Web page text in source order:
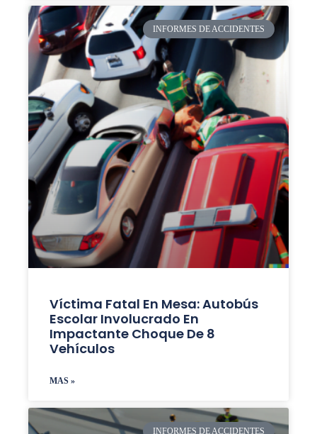
INFORMES DE ACCIDENTES
Víctima Fatal En Mesa: Autobús
Escolar Involucrado En
Impactante Choque De 8
Vehículos
MAS »
INFORMES DE ACCIDENTES